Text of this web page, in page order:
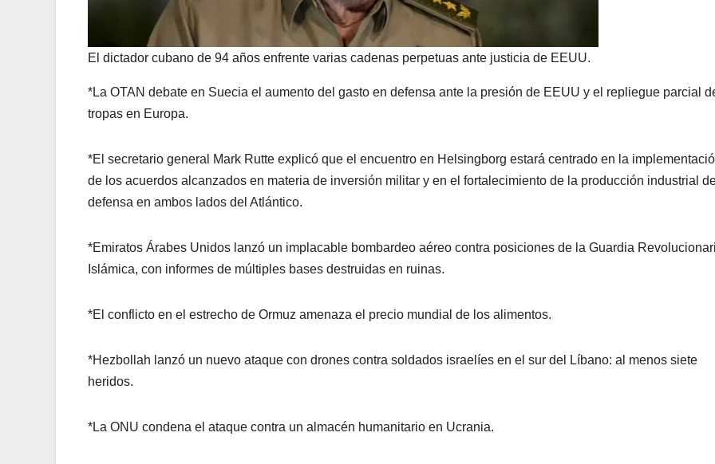
El dictador cubano de 94 años enfrente varias cadenas perpetuas ante justicia de EEUU.
*La OTAN debate en Suecia el aumento del gasto en defensa ante la presión de EEUU y el repliegue parcial
tropas en Europa.
*El secretario general Mark Rutte explicó que el encuentro en Helsingborg estará centrado en la
de los acuerdos alcanzados en materia de inversión militar y en el fortalecimiento de la producción industrial
defensa en ambos lados del Atlántico.
*Emiratos Árabes Unidos lanzó un implacable bombardeo aéreo contra posiciones de la Guardia
Islámica, con informes de múltiples bases destruidas en ruinas.
*El conflicto en el estrecho de Ormuz amenaza el precio mundial de los alimentos.
*Hezbollah lanzó un nuevo ataque con drones contra soldados israelíes en el sur del Líbano: al menos siete
heridos.
*La ONU condena el ataque contra un almacén humanitario en Ucrania.